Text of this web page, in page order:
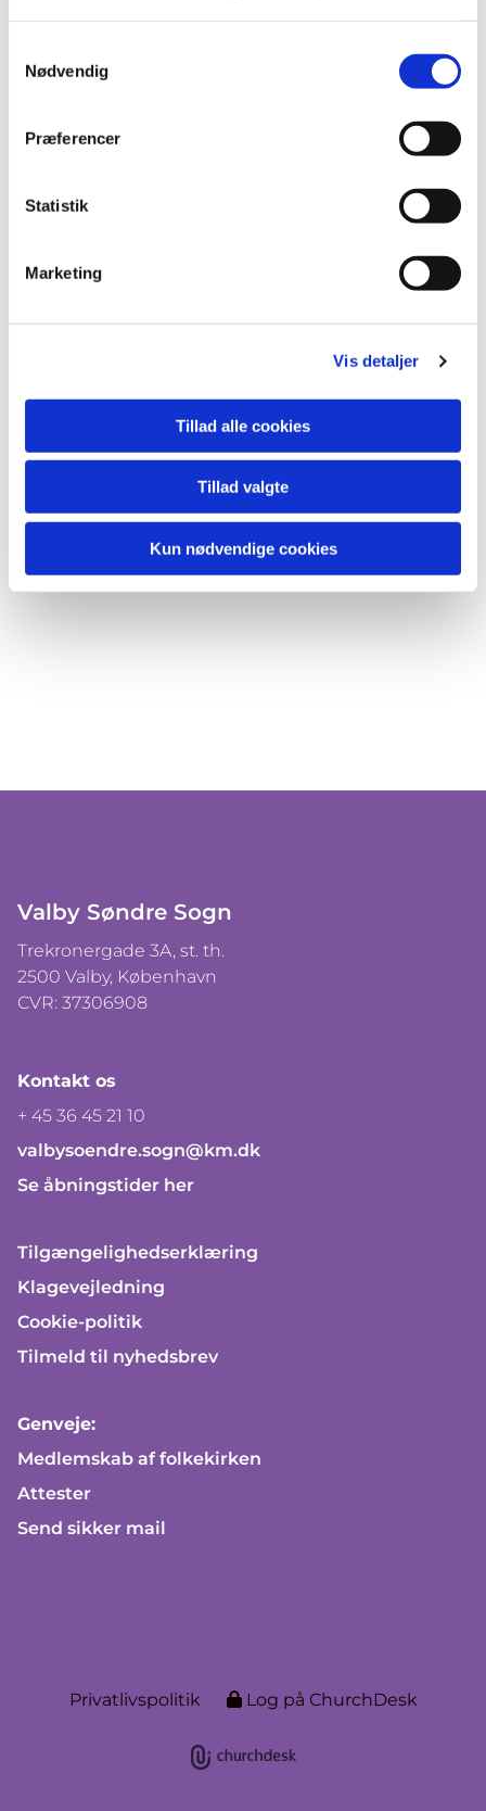
Nødvendig
Præferencer
Statistik
Marketing
Vis detaljer
Tillad alle cookies
Tillad valgte
Kun nødvendige cookies
Du vil måske også kunne
Valby Søndre Sogn
Trekronergade 3A, st. th.
2500 Valby, København
CVR: 37306908
Kontakt os
+ 45 36 45 21 10
valbysoendre.sogn@km.dk
Se åbningstider her
Tilgængelighedserklæring
Klagevejledning
Cookie-politik
Tilmeld til nyhedsbrev
Genveje:
Medlemskab af folkekirken
Attester
Send sikker mail
Privatlivspolitik Log på ChurchDesk